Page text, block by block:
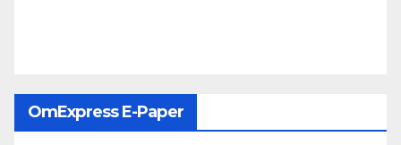
OmExpress E-Paper